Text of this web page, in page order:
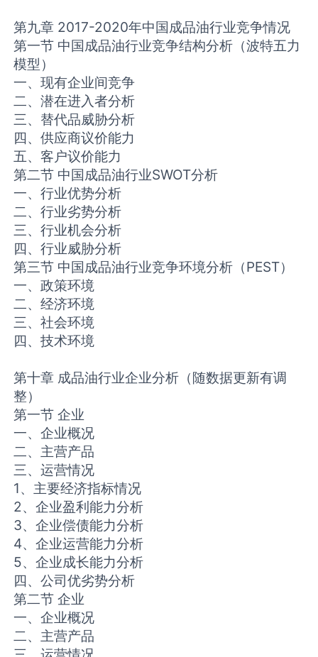
第九章 2017-2020年中国成品油行业竞争情况
第一节 中国成品油行业竞争结构分析（波特五力
模型）
一、现有企业间竞争
二、潜在进入者分析
三、替代品威胁分析
四、供应商议价能力
五、客户议价能力
第二节 中国成品油行业SWOT分析
一、行业优势分析
二、行业劣势分析
三、行业机会分析
四、行业威胁分析
第三节 中国成品油行业竞争环境分析（PEST）
一、政策环境
二、经济环境
三、社会环境
四、技术环境
第十章 成品油行业企业分析（随数据更新有调
整）
第一节 企业
一、企业概况
二、主营产品
三、运营情况
1、主要经济指标情况
2、企业盈利能力分析
3、企业偿债能力分析
4、企业运营能力分析
5、企业成长能力分析
四、公司优劣势分析
第二节 企业
一、企业概况
二、主营产品